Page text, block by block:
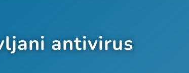
antivirus